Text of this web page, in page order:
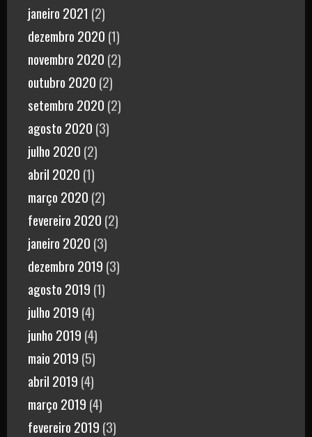
janeiro 2021 (2)
dezembro 2020 (1)
novembro 2020 (2)
outubro 2020 (2)
setembro 2020 (2)
agosto 2020 (3)
julho 2020 (2)
abril 2020 (1)
março 2020 (2)
fevereiro 2020 (2)
janeiro 2020 (3)
dezembro 2019 (3)
agosto 2019 (1)
julho 2019 (4)
junho 2019 (4)
maio 2019 (5)
abril 2019 (4)
março 2019 (4)
fevereiro 2019 (3)